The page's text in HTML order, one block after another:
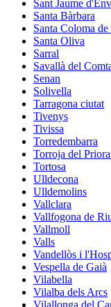
Sant Jaume
Santa Bàrbara
Santa Coloma
Santa Oliva
Sarral
Savallà del
Senan
Solivella
Tarragona ciutat
Tivenys
Tivissa
Torredembarra
Torroja del
Tortosa
Ulldecona
Ulldemolins
Vallclara
Vallfogona de
Vallmoll
Valls
Vandellòs i
Vespella de Gaià
Vilabella
Vilalba dels Arcs
Vilallonga del